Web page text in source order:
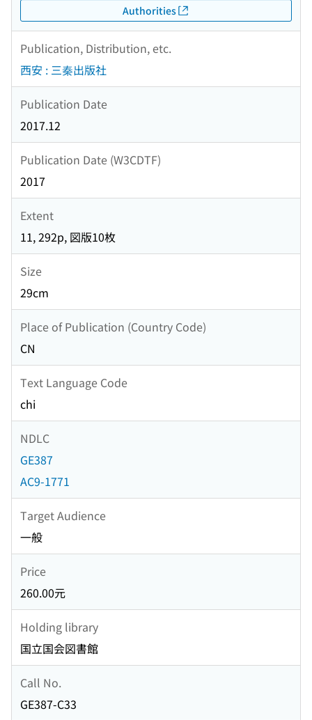
Authorities
Publication, Distribution, etc.
西安 : 三秦出版社
Publication Date
2017.12
Publication Date (W3CDTF)
2017
Extent
11, 292p, 図版10枚
Size
29cm
Place of Publication (Country Code)
CN
Text Language Code
chi
NDLC
GE387
AC9-1771
Target Audience
一般
Price
260.00元
Holding library
国立国会図書館
Call No.
GE387-C33